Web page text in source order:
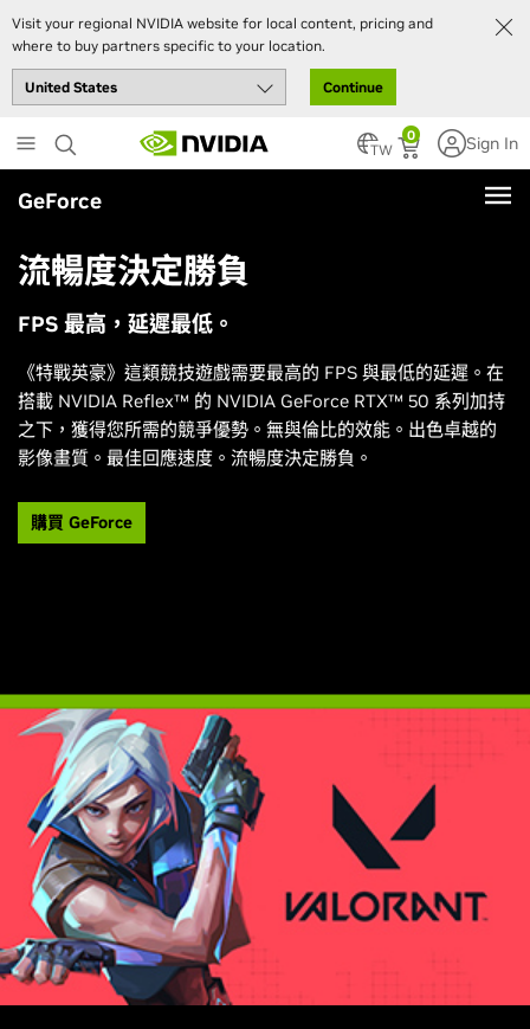
Visit your regional NVIDIA website for local content, pricing and
where to buy partners specific to your location.
Continue
to
main
content
0
TW Sign In
GeForce
流暢度決定勝負
FPS 最高，延遲最低。
《特戰英豪》 這類競技遊戲需要最高的 FPS 與最低的延遲。在
搭載 NVIDIA Reflex™ 的 NVIDIA GeForce RTX™ 50 系列加持
之下，獲得您所需的競爭優勢。無與倫比的效能。出色卓越的
影像畫質。最佳回應速度。流暢度決定勝負。
購買 GeForce